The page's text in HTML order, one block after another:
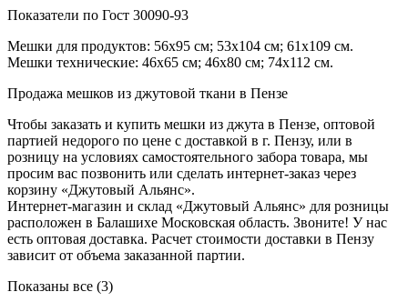
Показатели по Гост 30090-93
Мешки для продуктов: 56х95 см; 53х104 см; 61х109 см.
Мешки технические: 46х65 см; 46х80 см; 74х112 см.
Продажа мешков из джутовой ткани в Пензе
Чтобы заказать и купить мешки из джута в Пензе, оптовой
партией недорого по цене с доставкой в г. Пензу, или в
розницу на условиях самостоятельного забора товара, мы
просим вас позвонить или сделать интернет-заказ через
корзину «Джутовый Альянс».
Интернет-магазин и склад «Джутовый Альянс» для розницы
расположен в Балашихе Московская область. Звоните! У нас
есть оптовая доставка. Расчет стоимости доставки в Пензу
зависит от объема заказанной партии.
Показаны все (3)